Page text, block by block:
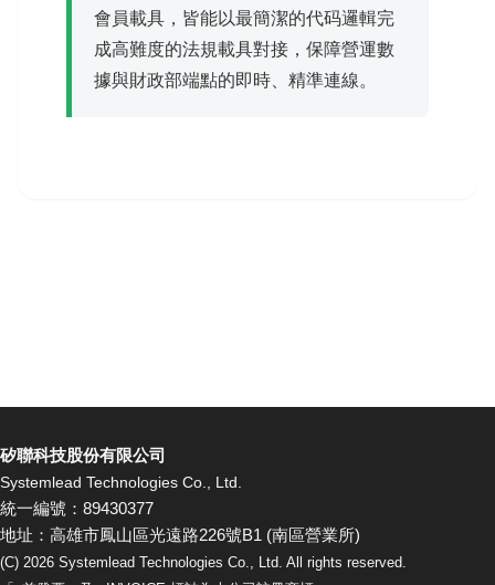
會員載具，皆能以最簡潔的代码邏輯完
成高難度的法規載具對接，保障營運數
據與財政部端點的即時、精準連線。
矽聯科技股份有限公司
Systemlead Technologies Co., Ltd.
統一編號：89430377
地址：高雄市鳳山區光遠路226號B1 (南區營業所)
(C) 2026 Systemlead Technologies Co., Ltd. All rights reserved.